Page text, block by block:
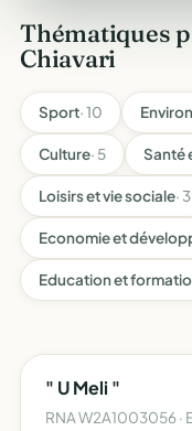
Thématiques
Chiavari
Sport· 10
Culture· 5 Santé
Loisirs et vie sociale· 3
Economie et
Education et
" U Meli "
RNA W2A1003056